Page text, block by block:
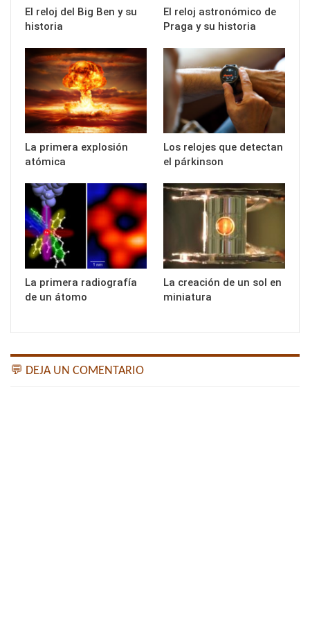
El reloj del Big Ben y su
historia
El reloj astronómico de
Praga y su historia
La primera explosión
atómica
Los relojes que detectan
el párkinson
La primera radiografía
de un átomo
La creación de un sol en
miniatura
💬 DEJA UN COMENTARIO